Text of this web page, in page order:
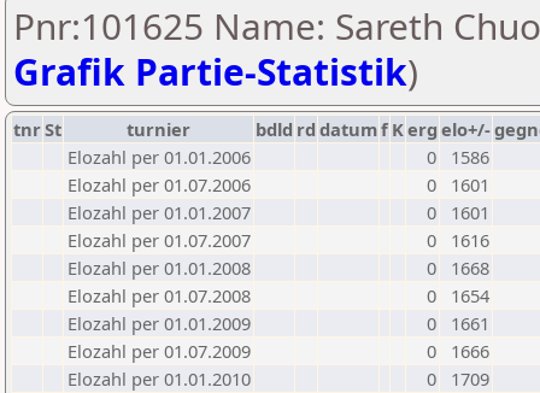
Pnr:101625 Name: Sareth
Grafik Partie-Statistik)
tnrSt turnier bdld rd datumf Kerg elo+/-
Elozahl per 01.01.2006
0
1586
Elozahl per 01.07.2006
0
1601
Elozahl per 01.01.2007
0
1601
Elozahl per 01.07.2007
0
1616
Elozahl per 01.01.2008
0
1668
Elozahl per 01.07.2008
0
1654
Elozahl per 01.01.2009
0
1661
Elozahl per 01.07.2009
0
1666
Elozahl per 01.01.2010
0
1709